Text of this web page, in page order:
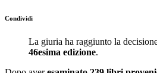
Condividi
La giuria ha raggiunto la
46esima edizione.